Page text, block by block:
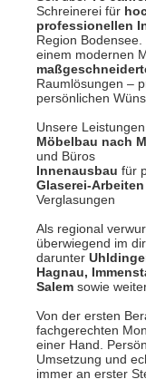
Schreinerei für
professionellen
Region
einem modernen
Raumlösungen –
persönlichen
Unsere
Möbelbau nach
und Büros
Innenausbau für
Glaserei-Arbeiten
Verglasungen
Als regional
überwiegend im
darunter
Hagnau,
Salem sowie
Von der ersten
fachgerechten
einer Hand.
Umsetzung und
immer an erster